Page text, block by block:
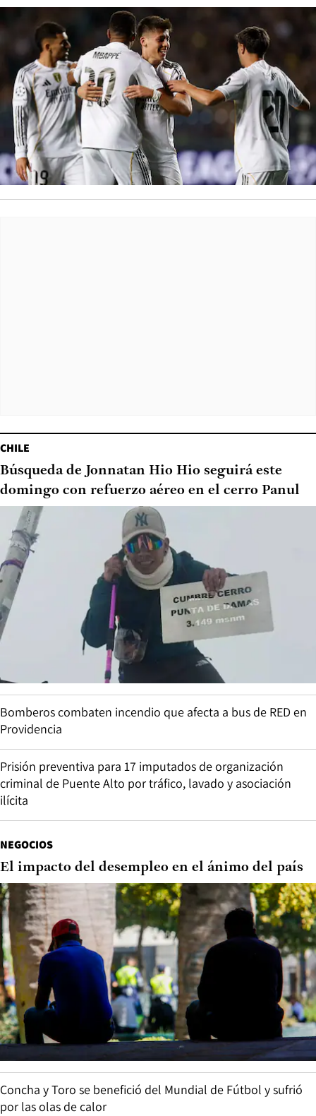
CHILE
Búsqueda de Jonnatan Hio Hio seguirá este
domingo con refuerzo aéreo en el cerro Panul
Bomberos combaten incendio que afecta a bus de RED en
Providencia
Prisión preventiva para 17 imputados de organización
criminal de Puente Alto por tráfico, lavado y asociación
ilícita
NEGOCIOS
El impacto del desempleo en el ánimo del país
Concha y Toro se benefició del Mundial de Fútbol y sufrió
por las olas de calor